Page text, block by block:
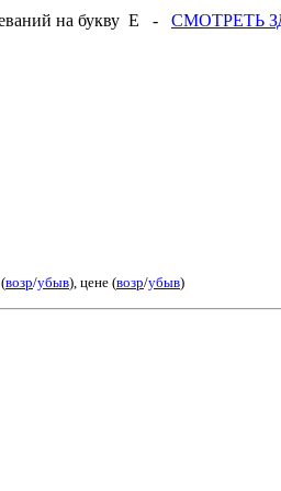
на букву Е - СМОТРЕТЬ
возр/убыв), цене (возр/убыв)